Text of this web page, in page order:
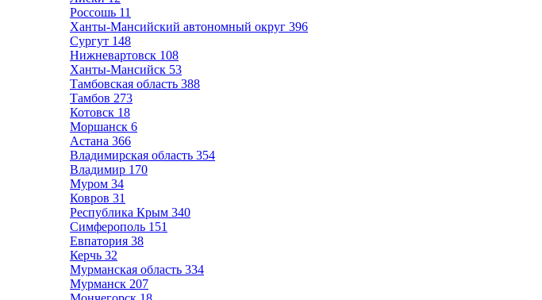
Россошь 11
Ханты-Мансийский автономный округ 396
Сургут 148
Нижневартовск 108
Ханты-Мансийск 53
Тамбовская область 388
Тамбов 273
Котовск 18
Моршанск 6
Астана 366
Владимирская область 354
Владимир 170
Муром 34
Ковров 31
Республика Крым 340
Симферополь 151
Евпатория 38
Керчь 32
Мурманская область 334
Мурманск 207